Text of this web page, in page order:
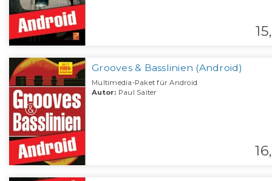
15,
Grooves & Basslinien (Android)
Multimedia-Paket für Android
Autor: Paul Saiter
16,